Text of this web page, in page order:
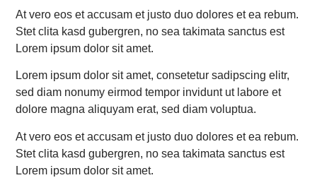
At vero eos et accusam et justo duo dolores et ea rebum.
Stet clita kasd gubergren, no sea takimata sanctus est
Lorem ipsum dolor sit amet.
Lorem ipsum dolor sit amet, consetetur sadipscing elitr,
sed diam nonumy eirmod tempor invidunt ut labore et
dolore magna aliquyam erat, sed diam voluptua.
At vero eos et accusam et justo duo dolores et ea rebum.
Stet clita kasd gubergren, no sea takimata sanctus est
Lorem ipsum dolor sit amet.